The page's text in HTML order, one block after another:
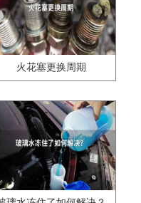
火花塞更换周期